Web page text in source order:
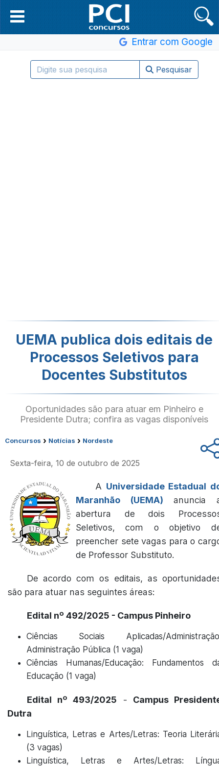
Entrar com Google
Pesquisar
UEMA publica dois editais de
Processos Seletivos para
Docentes Substitutos
Oportunidades são para atuar em Pinheiro e
Presidente Dutra; confira as vagas disponíveis
Concursos › Notícias › Nordeste
Sexta-feira, 10 de outubro de 2025
A Universidade Estadual
Maranhão (UEMA) anuncia
abertura de dois
Seletivos, com o objetivo
preencher sete vagas para o
de Professor Substituto.
De acordo com os editais, as
são para atuar nas seguintes áreas:
Edital nº 492/2025 - Campus Pinheiro
Ciências Sociais Aplicadas/
Administração Pública (1 vaga)
Ciências Humanas/Educação: Fundamentos
Educação (1 vaga)
Edital nº 493/2025 - Campus
Dutra
Linguística, Letras e Artes/Letras: Teoria
(3 vagas)
Linguística, Letras e Artes/Letras: